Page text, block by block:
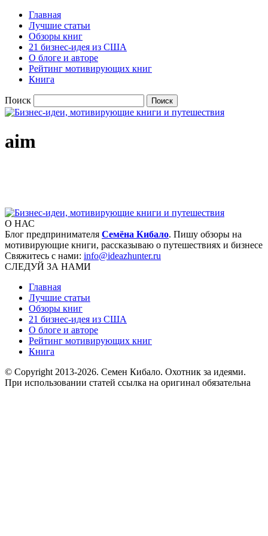
Главная
Лучшие статьи
Обзоры книг
21 бизнес-идея из США
О блоге и авторе
Рейтинг мотивирующих книг
Книга
Поиск
aim
О НАС
Блог предпринимателя Семёна Кибало. Пишу обзоры на
мотивирующие книги, рассказываю о путешествиях и бизнесе
Свяжитесь с нами: info@ideazhunter.ru
СЛЕДУЙ ЗА НАМИ
Главная
Лучшие статьи
Обзоры книг
21 бизнес-идея из США
О блоге и авторе
Рейтинг мотивирующих книг
Книга
© Copyright 2013-2026. Семен Кибало. Охотник за идеями.
При использовании статей ссылка на оригинал обязательна